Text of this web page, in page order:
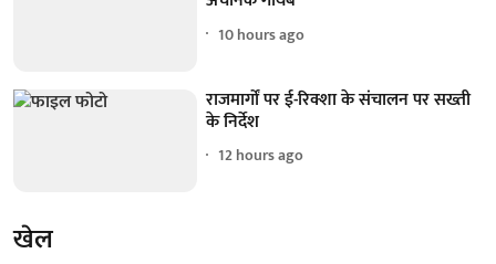
10 hours ago
राजमार्गों पर ई-रिक्शा के संचालन पर सख्ती
के निर्देश
12 hours ago
खेल